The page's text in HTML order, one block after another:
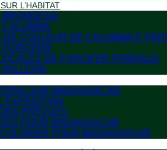
L’HABITAT
COULEUR DE CALUMMA P.
FURCIFER
DE FURCIFER PARDALIS
SUR MADAGASCAR
PRÉVUES
POUR MADAGASCAR
POUR MADAGASCAR